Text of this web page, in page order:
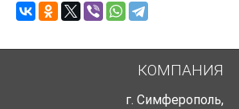
КОМПАНИЯ
г. Симферополь,